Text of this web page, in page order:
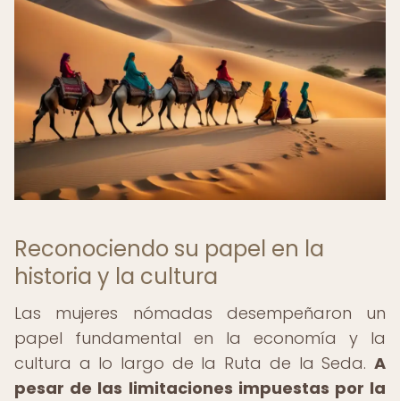
Reconociendo su papel en la
historia y la cultura
Las mujeres nómadas desempeñaron un
papel fundamental en la economía y la
cultura a lo largo de la Ruta de la Seda. A
pesar de las limitaciones impuestas por la